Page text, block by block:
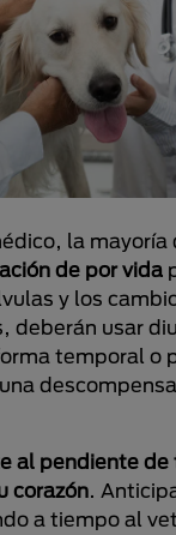
la mayoría
de por vida
y los
deberán usar
temporal o
al pendiente de
corazón.
a tiempo al